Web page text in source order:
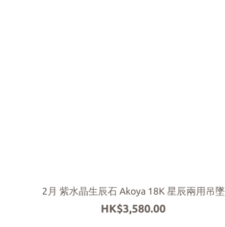
2月 紫水晶生辰石 Akoya 18K 星辰兩用吊墜
HK$3,580.00